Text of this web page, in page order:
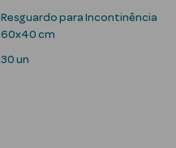
Resguardo para Incontinência
60x40 cm
30 un